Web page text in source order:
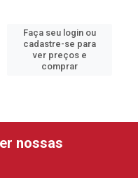
Faça seu login ou
cadastre-se para
ver preços e
comprar
nossas